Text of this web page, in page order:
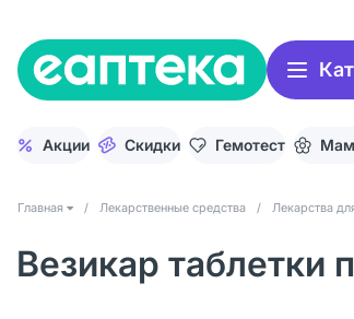
Акции Скидки Гемотест
Главная / Лекарственные средства / Лекарства
Везикар таблетки